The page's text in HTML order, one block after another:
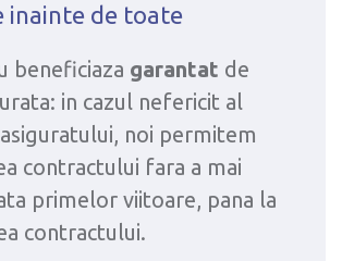
inainte de toate
beneficiaza garantat de
in cazul nefericit al
noi permitem
contractului fara a mai
primelor viitoare, pana la
contractului.